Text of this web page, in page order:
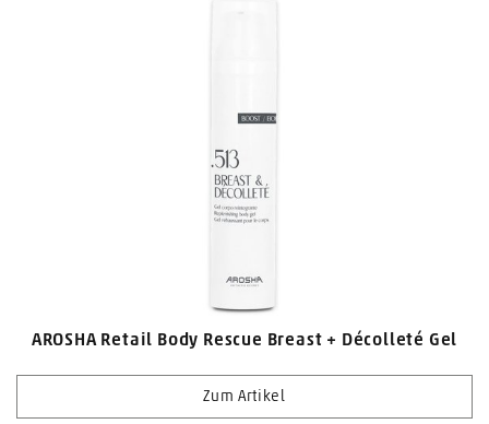
AROSHA Retail Body Rescue Breast + Décolleté Gel
Zum Artikel